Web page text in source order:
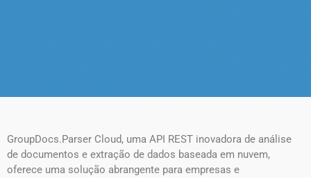
GroupDocs.Parser Cloud, uma API REST inovadora de análise
de documentos e extração de dados baseada em nuvem,
oferece uma solução abrangente para empresas e